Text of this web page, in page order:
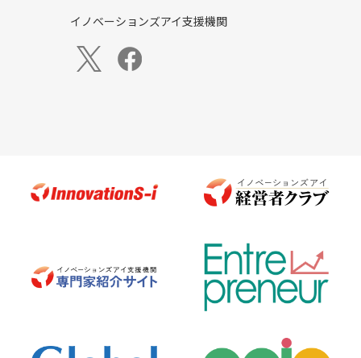
イノベーションズアイ支援機関